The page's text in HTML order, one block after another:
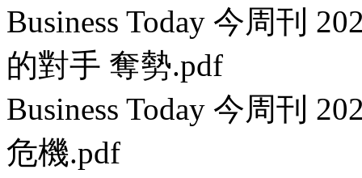
Business Today 今周刊
的對手 奪勢.pdf
Business Today 今周刊
危機.pdf